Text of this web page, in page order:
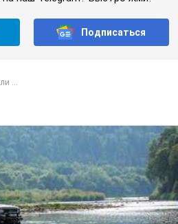
Подписаться
...